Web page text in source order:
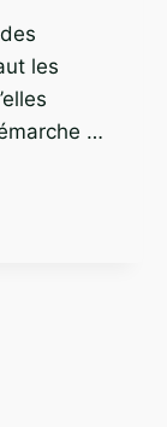
les
…